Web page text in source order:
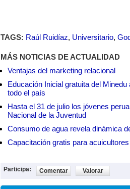
TAGS: Raúl Ruidíaz, Universitario,
MÁS NOTICIAS DE ACTUALIDAD
Ventajas del marketing relacional
Educación Inicial gratuita del
todo el país
Hasta el 31 de julio los jóvenes
Nacional de la Juventud
Consumo de agua revela dinámica
Capacitación gratis para
Participa: Comentar Valorar